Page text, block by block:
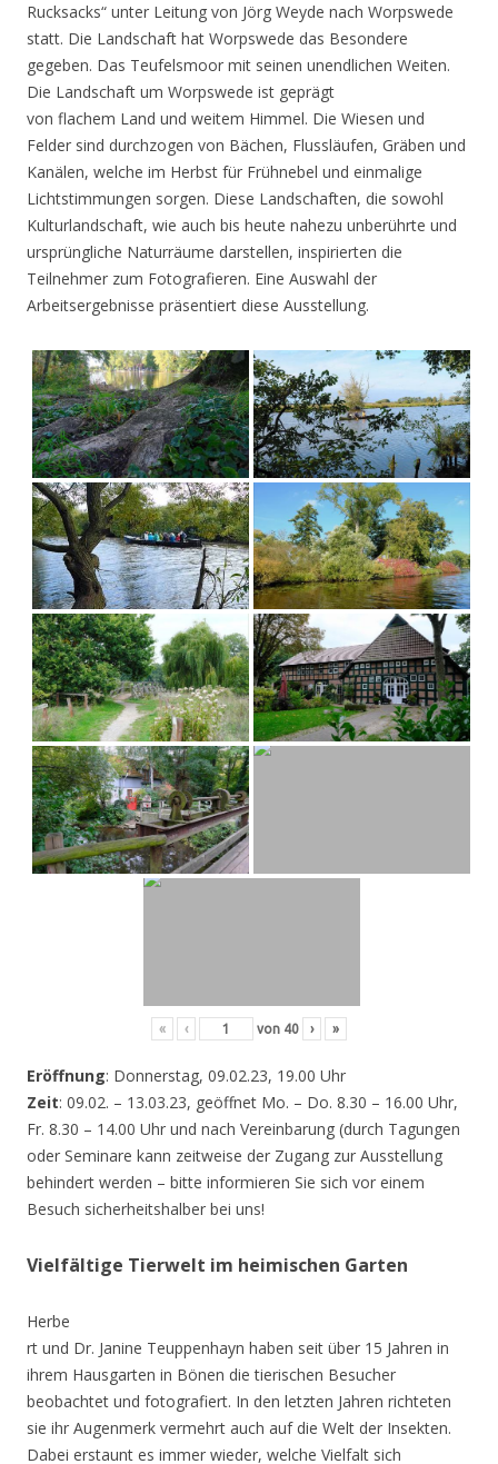
Rucksacks“ unter Leitung von Jörg Weyde nach Worpswede
statt. Die Landschaft hat Worpswede das Besondere
gegeben. Das Teufelsmoor mit seinen unendlichen Weiten.
Die Landschaft um Worpswede ist geprägt
von flachem Land und weitem Himmel. Die Wiesen und
Felder sind durchzogen von Bächen, Flussläufen, Gräben und
Kanälen, welche im Herbst für Frühnebel und einmalige
Lichtstimmungen sorgen. Diese Landschaften, die sowohl
Kulturlandschaft, wie auch bis heute nahezu unberührte und
ursprüngliche Naturräume darstellen, inspirierten die
Teilnehmer zum Fotografieren. Eine Auswahl der
Arbeitsergebnisse präsentiert diese Ausstellung.
« ‹ von 40 › »
Eröffnung: Donnerstag, 09.02.23, 19.00 Uhr
Zeit: 09.02. – 13.03.23, geöffnet Mo. – Do. 8.30 – 16.00 Uhr,
Fr. 8.30 – 14.00 Uhr und nach Vereinbarung (durch Tagungen
oder Seminare kann zeitweise der Zugang zur Ausstellung
behindert werden – bitte informieren Sie sich vor einem
Besuch sicherheitshalber bei uns!
Vielfältige Tierwelt im heimischen Garten
Herbe
rt und Dr. Janine Teuppenhayn haben seit über 15 Jahren in
ihrem Hausgarten in Bönen die tierischen Besucher
beobachtet und fotografiert. In den letzten Jahren richteten
sie ihr Augenmerk vermehrt auch auf die Welt der Insekten.
Dabei erstaunt es immer wieder, welche Vielfalt sich